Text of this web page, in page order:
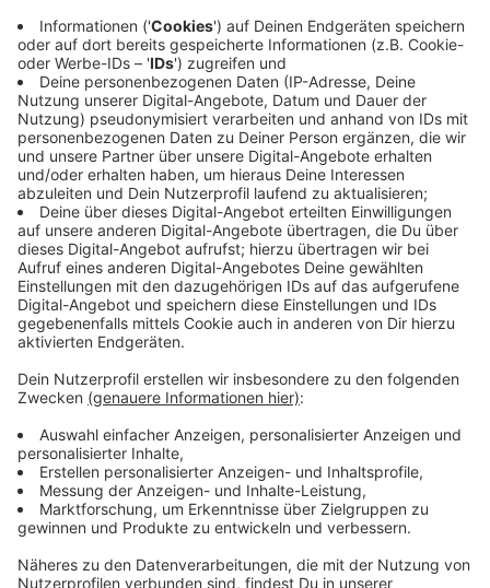
SPD-Lowlights:
Hafen: 11,49%
Kalkum: 11,68%
Niederkassel: 11,70%
Grüne-Highlights:
Friedrichstadt: 25.02%
Unterbilk: 24,87%
Flingern-Nord: 24,56%
Grüne-Lowlights:
Garath: 6,40%
Hassels: 8,76%
FDP-Highlights:
Hafen: 14,94%
Carlstadt: 12,62%
Oberkassel: 12,55%
FDP-Lowlights: